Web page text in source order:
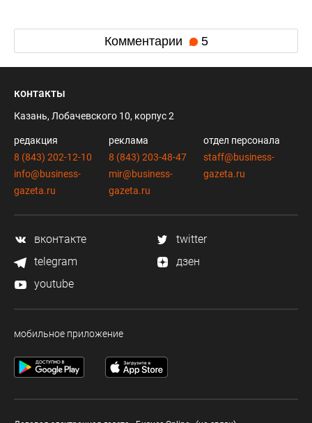
Комментарии 5
контакты
Казань, Лобачевского 10, корпус 2
редакция
8 (843) 202-12-10
info@business-
gazeta.ru
реклама
8 (843) 203-48-47
mir@business-
gazeta.ru
отдел персонала
staff@business-
gazeta.ru
вконтакте
twitter
telegram
дзен
youtube
мобильное приложение